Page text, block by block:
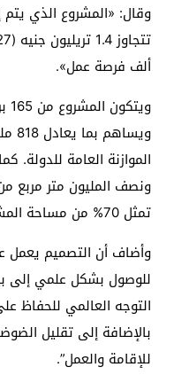
وقال: «المشروع الذي يتم
ألف فرصة عمل».
الموازنة العامة للدولة.
ونصف المليون متر مربع
تمثل 70% من مساحة المشروع، بحسب مدبولي.
وأضاف أن التصميم يعمل
للوصول بشكل علمي إلى
التوجه العالمي للحفاظ
بالإضافة إلى تقليل
للإقامة والعمل”.